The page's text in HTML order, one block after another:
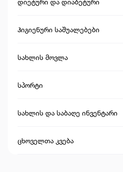
ჰიგიენური საშუალებები
სახლის მოვლა
სპორტი
სახლის და საბაღე ინვენტარი
ცხოველთა კვება